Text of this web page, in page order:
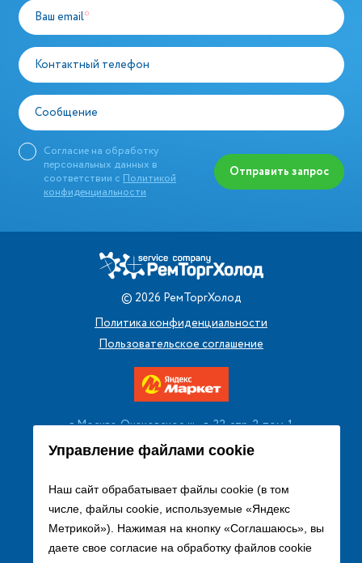
Управление файлами cookie
Наш сайт обрабатывает файлы cookie (в том
числе, файлы cookie, используемые «Яндекс
Метрикой»). Нажимая на кнопку «Соглашаюсь», вы
даете свое согласие на обработку файлов cookie
Ваш email*
Контактный телефон
Сообщение
Согласие на обработку
персональных данных в
соответствии с Политикой
конфиденциальности
Отправить запрос
© 2026 РемТоргХолод
Политика конфиденциальности
Пользовательское соглашение
г. Москва, Очаковское ш., д. 32, стр. 2, пом. 1
+7 (495) 256 08 13
Заказать звонок
sales@remtorgholod.ru